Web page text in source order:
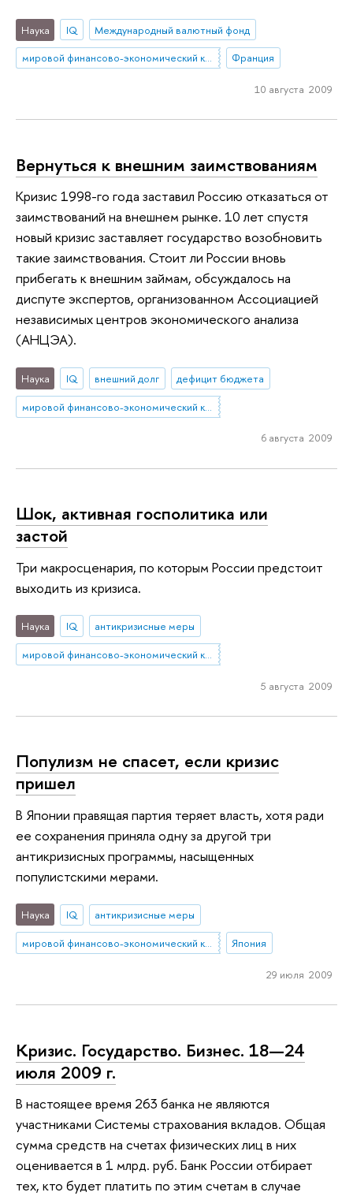
Наука IQ
Международный валютный фонд
мировой финансово-экономический кризис
Франция
10 августа 2009
Вернуться к внешним заимствованиям
Кризис 1998-го года заставил Россию отказаться от
заимствований на внешнем рынке. 10 лет спустя
новый кризис заставляет государство возобновить
такие заимствования. Стоит ли России вновь
прибегать к внешним займам, обсуждалось на
диспуте экспертов, организованном Ассоциацией
независимых центров экономического анализа
(АНЦЭА).
Наука IQ внешний долг
дефицит бюджета
мировой финансово-экономический кризис
6 августа 2009
Шок, активная госполитика или
застой
Три макросценария, по которым России предстоит
выходить из кризиса.
Наука IQ
антикризисные меры
мировой финансово-экономический кризис
5 августа 2009
Популизм не спасет, если кризис
пришел
В Японии правящая партия теряет власть, хотя ради
ее сохранения приняла одну за другой три
антикризисных программы, насыщенных
популистскими мерами.
Наука IQ
антикризисные меры
мировой финансово-экономический кризис
Япония
29 июля 2009
Кризис. Государство. Бизнес. 18—24
июля 2009 г.
В настоящее время 263 банка не являются
участниками Системы страхования вкладов. Общая
сумма средств на счетах физических лиц в них
оценивается в 1 млрд. руб. Банк России отбирает
тех, кто будет платить по этим счетам в случае